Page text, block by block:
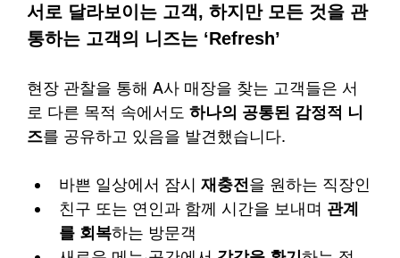
서로 달라보이는 고객, 하지만 모든 것을 관
통하는 고객의 니즈는 ‘Refresh’
현장 관찰을 통해 A사 매장을 찾는 고객들은 서
로 다른 목적 속에서도 하나의 공통된 감정적 니
즈를 공유하고 있음을 발견했습니다.
바쁜 일상에서 잠시 재충전 을 원하는 직장인
친구 또는 연인과 함께 시간을 보내며 관계
를 회복하는 방문객